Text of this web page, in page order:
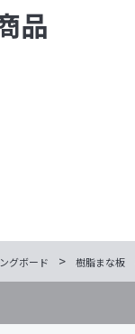
品
グボード > 樹脂まな板